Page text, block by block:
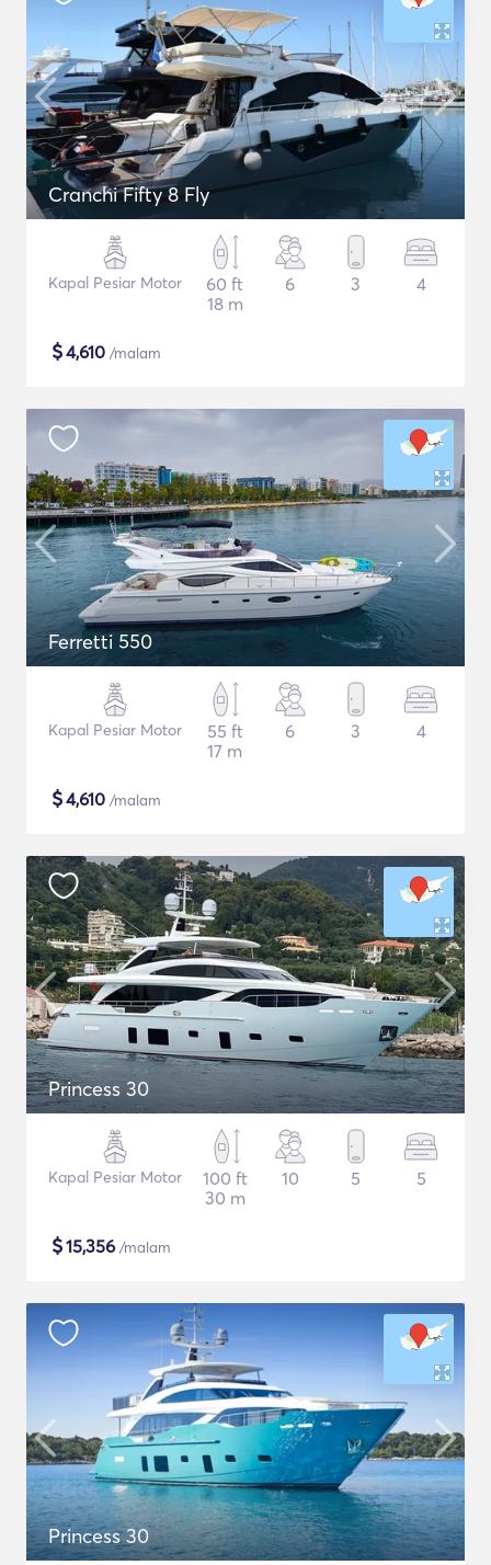
Cranchi Fifty 8 Fly
Kapal Pesiar Motor
60 ft
18 m
6 3 4
$4,610 /malam
Ferretti 550
Kapal Pesiar Motor
55 ft
17 m
6 3 4
$4,610 /malam
Princess 30
Kapal Pesiar Motor
100 ft
30 m
10 5 5
$15,356 /malam
Princess 30